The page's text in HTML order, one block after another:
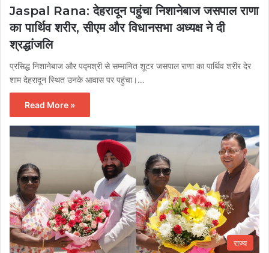
Jaspal Rana: देहरादून पहुंचा निशानेबाज जसपाल राणा
का पार्थिव शरीर, सीएम और विधानसभा अध्यक्ष ने दी
श्रद्धांजलि
प्रसिद्ध निशानेबाज और पद्मश्री से सम्मानित शूटर जसपाल राणा का पार्थिव शरीर देर
शाम देहरादून स्थित उनके आवास पर पहुंचा।…
Read More »
राज्य